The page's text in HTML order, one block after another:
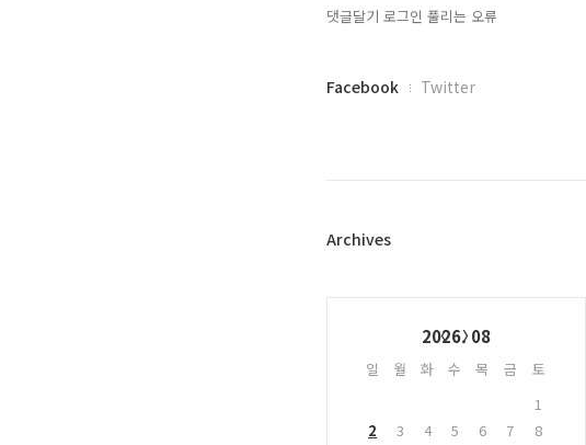
댓글달기 로그인 풀리는 오류
페
플
Facebook Twitter
Archives
2026. 08
일 월 화 수 목 금
토
1
2
3 4 5 6 7
8